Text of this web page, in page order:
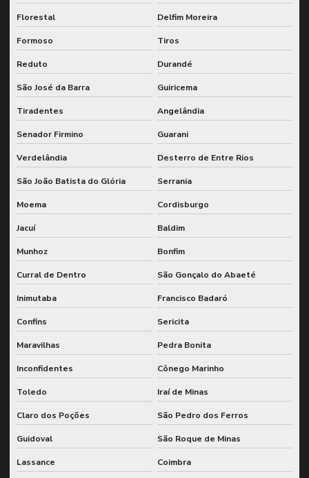
Florestal Delfim Moreira
Formoso Tiros
Reduto Durandé
São José da Barra Guiricema
Tiradentes Angelândia
Senador Firmino Guarani
Verdelândia Desterro de Entre Rios
São João Batista do Glória Serrania
Moema Cordisburgo
Jacuí Baldim
Munhoz Bonfim
Curral de Dentro São Gonçalo do Abaeté
Inimutaba Francisco Badaró
Confins Sericita
Maravilhas Pedra Bonita
Inconfidentes Cônego Marinho
Toledo Iraí de Minas
Claro dos Poções São Pedro dos Ferros
Guidoval São Roque de Minas
Lassance Coimbra